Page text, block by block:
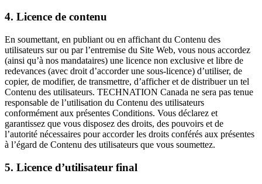
4. Licence de contenu
En soumettant, en publiant ou en affichant du Contenu des
utilisateurs sur ou par l’entremise du Site Web, vous nous accordez
(ainsi qu’à nos mandataires) une licence non exclusive et libre de
redevances (avec droit d’accorder une sous-licence) d’utiliser, de
copier, de modifier, de transmettre, d’afficher et de distribuer un tel
Contenu des utilisateurs. TECHNATION Canada ne sera pas tenue
responsable de l’utilisation du Contenu des utilisateurs
conformément aux présentes Conditions. Vous déclarez et
garantissez que vous disposez des droits, des pouvoirs et de
l’autorité nécessaires pour accorder les droits conférés aux présentes
à l’égard de Contenu des utilisateurs que vous soumettez.
5. Licence d’utilisateur final